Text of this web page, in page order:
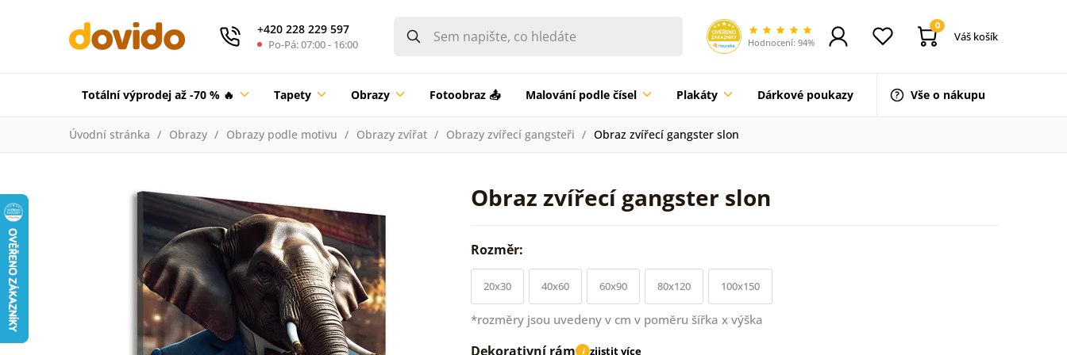
+420 228 229 597
Po-Pá: 07:00 - 16:00 Hodnocení: 94%
0
Váš košík
Totální výprodej až -70 % 🔥 Tapety Obrazy Fotoobraz 📤 Malování podle čísel Plakáty Dárkové poukazy Vše o nákupu
Úvodní stránka Obrazy Obrazy podle motivu Obrazy zvířat Obrazy zvířecí gangsteři Obraz zvířecí gangster slon
Obraz zvířecí gangster slon
Rozměr:
20x30 40x60 60x90 80x120 100x150
*rozměry jsou uvedeny v cm v poměru šířka x výška
Dekorativní rám i zjistit více